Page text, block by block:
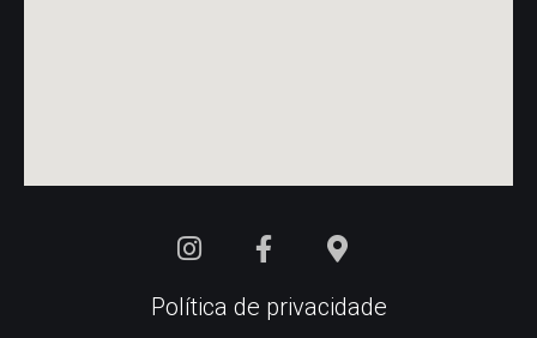
Política de privacidade